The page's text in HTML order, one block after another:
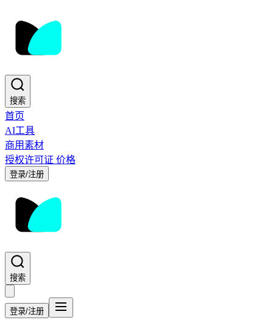
搜索
首页
AI工具
商用素材
授权许可证 价格
登录/注册
搜索
登录/注册